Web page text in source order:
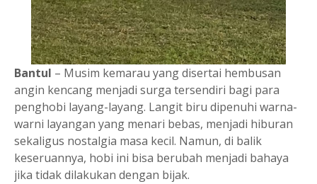
Bantul – Musim kemarau yang disertai hembusan
angin kencang menjadi surga tersendiri bagi para
penghobi layang-layang. Langit biru dipenuhi warna-
warni layangan yang menari bebas, menjadi hiburan
sekaligus nostalgia masa kecil. Namun, di balik
keseruannya, hobi ini bisa berubah menjadi bahaya
jika tidak dilakukan dengan bijak.